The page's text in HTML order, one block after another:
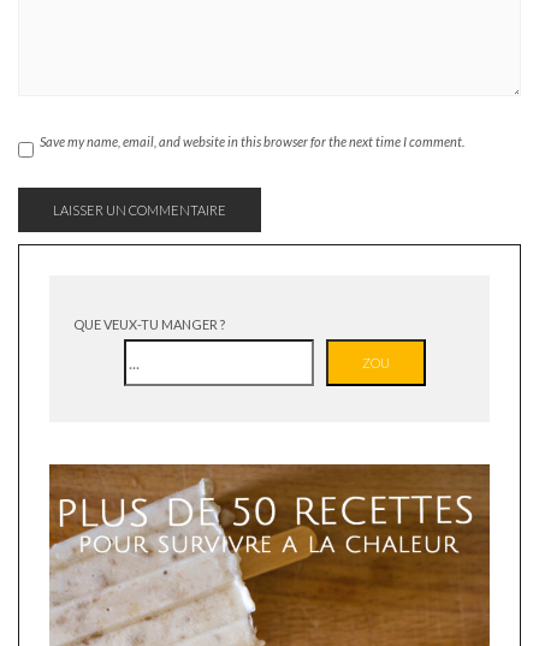
Save my name, email, and website in this browser for the next time I comment.
QUE VEUX-TU MANGER ?
ZOU